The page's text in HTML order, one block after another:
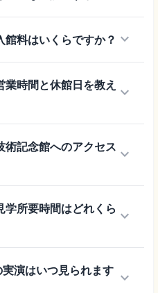
料はいくらですか？ keyboard_arrow_down
時間と休館日を教え keyboard_arrow_down
術記念館へのアクセス keyboard_arrow_down
所要時間はどれくら keyboard_arrow_down
演はいつ見られます keyboard_arrow_down